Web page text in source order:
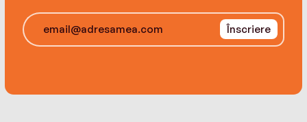
Înscriere